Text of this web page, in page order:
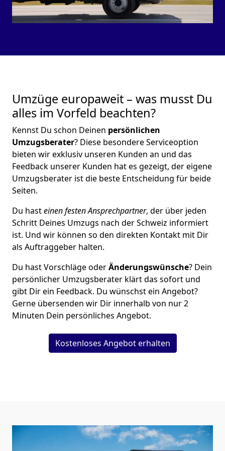
Umzüge europaweit – was musst Du
alles im Vorfeld beachten?
Kennst Du schon Deinen persönlichen
Umzugsberater? Diese besondere Serviceoption
bieten wir exklusiv unseren Kunden an und das
Feedback unserer Kunden hat es gezeigt, der eigene
Umzugsberater ist die beste Entscheidung für beide
Seiten.
Du hasteinen festen Ansprechpartner, der über jeden
Schritt Deines Umzugs nach der Schweiz informiert
ist. Und wir können so den direkten Kontakt mit Dir
als Auftraggeber halten.
Du hast Vorschläge oderÄnderungswünsche? Dein
persönlicher Umzugsberater klärt das sofort und
gibt Dir ein Feedback. Du wünschst ein Angebot?
Gerne übersenden wir Dir innerhalb von nur2
Minuten Dein persönliches Angebot.
Kostenloses Angebot erhalten